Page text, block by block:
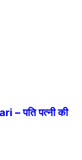
पति पत्नी की